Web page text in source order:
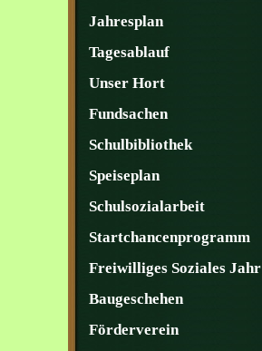
Jahresplan
Tagesablauf
Unser Hort
Fundsachen
Schulbibliothek
Speiseplan
Schulsozialarbeit
Startchancenprogramm
Freiwilliges Soziales Jahr
Baugeschehen
Förderverein